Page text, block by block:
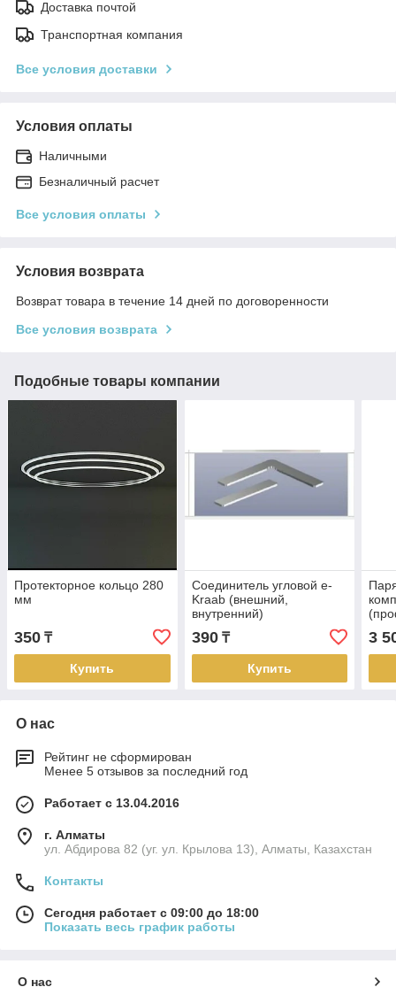
Доставка почтой
Транспортная компания
Все условия доставки
Условия оплаты
Наличными
Безналичный расчет
Все условия оплаты
Условия возврата
Возврат товара в течение 14 дней по договоренности
Все условия возврата
Подобные товары компании
Протекторное кольцо 280
мм
350 ₸
Купить
Соединитель угловой e-
Kraab (внешний,
внутренний)
390₸
Купить
3
О нас
Рейтинг не сформирован
Менее 5 отзывов за последний год
Работает с 13.04.2016
г. Алматы
ул. Абдирова 82 (уг. ул. Крылова 13), Алматы, Казахстан
Контакты
Сегодня работает с 09:00 до 18:00
Показать весь график работы
О нас